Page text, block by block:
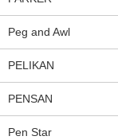
Peg and Awl
PELIKAN
PENSAN
Pen Star